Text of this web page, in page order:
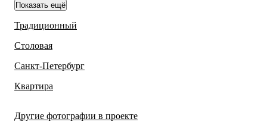
Показать ещё
Традиционный
Столовая
Санкт-Петербург
Квартира
Другие фотографии в проекте